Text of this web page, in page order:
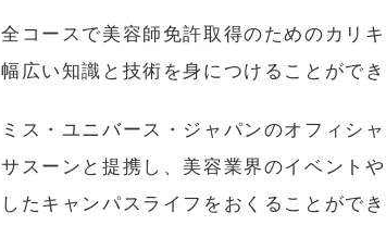
全コースで美容師免許取得のためのカリ
幅広い知識と技術を身につけることができ
ミス・ユニバース・ジャパンのオフィシ
サスーンと提携し、美容業界のイベント
したキャンパスライフをおくることができ